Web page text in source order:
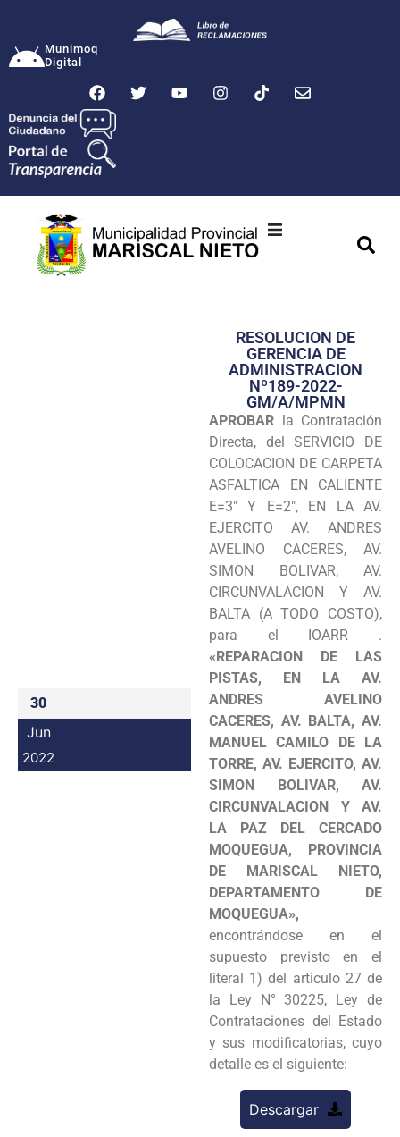
Munimoq
Digital
Transparencia
Seguridad
Programas
Intranet
30
Jun
2022
RESOLUCION DE
GERENCIA DE
ADMINISTRACION
Nº189-2022-
GM/A/MPMN
APROBAR la Contratación
Directa, del SERVICIO DE
COLOCACION DE CARPETA
ASFALTICA EN CALIENTE
E=3″ Y E=2″, EN LA AV.
EJERCITO AV. ANDRES
AVELINO CACERES, AV.
SIMON BOLIVAR, AV.
CIRCUNVALACION Y AV.
BALTA (A TODO COSTO),
para el IOARR .
«REPARACION DE LAS
PISTAS, EN LA AV.
ANDRES AVELINO
CACERES, AV. BALTA, AV.
MANUEL CAMILO DE LA
TORRE, AV. EJERCITO, AV.
SIMON BOLIVAR, AV.
CIRCUNVALACION Y AV.
LA PAZ DEL CERCADO
MOQUEGUA, PROVINCIA
DE MARISCAL NIETO,
DEPARTAMENTO DE
MOQUEGUA»,
encontrándose en el
supuesto previsto en el
literal 1) del articulo 27 de
la Ley N° 30225, Ley de
Contrataciones del Estado
y sus modificatorias, cuyo
detalle es el siguiente:
Descargar